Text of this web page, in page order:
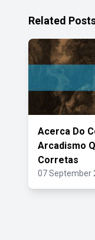
Related
Acerca Do
Arcadismo
Corretas
07 September